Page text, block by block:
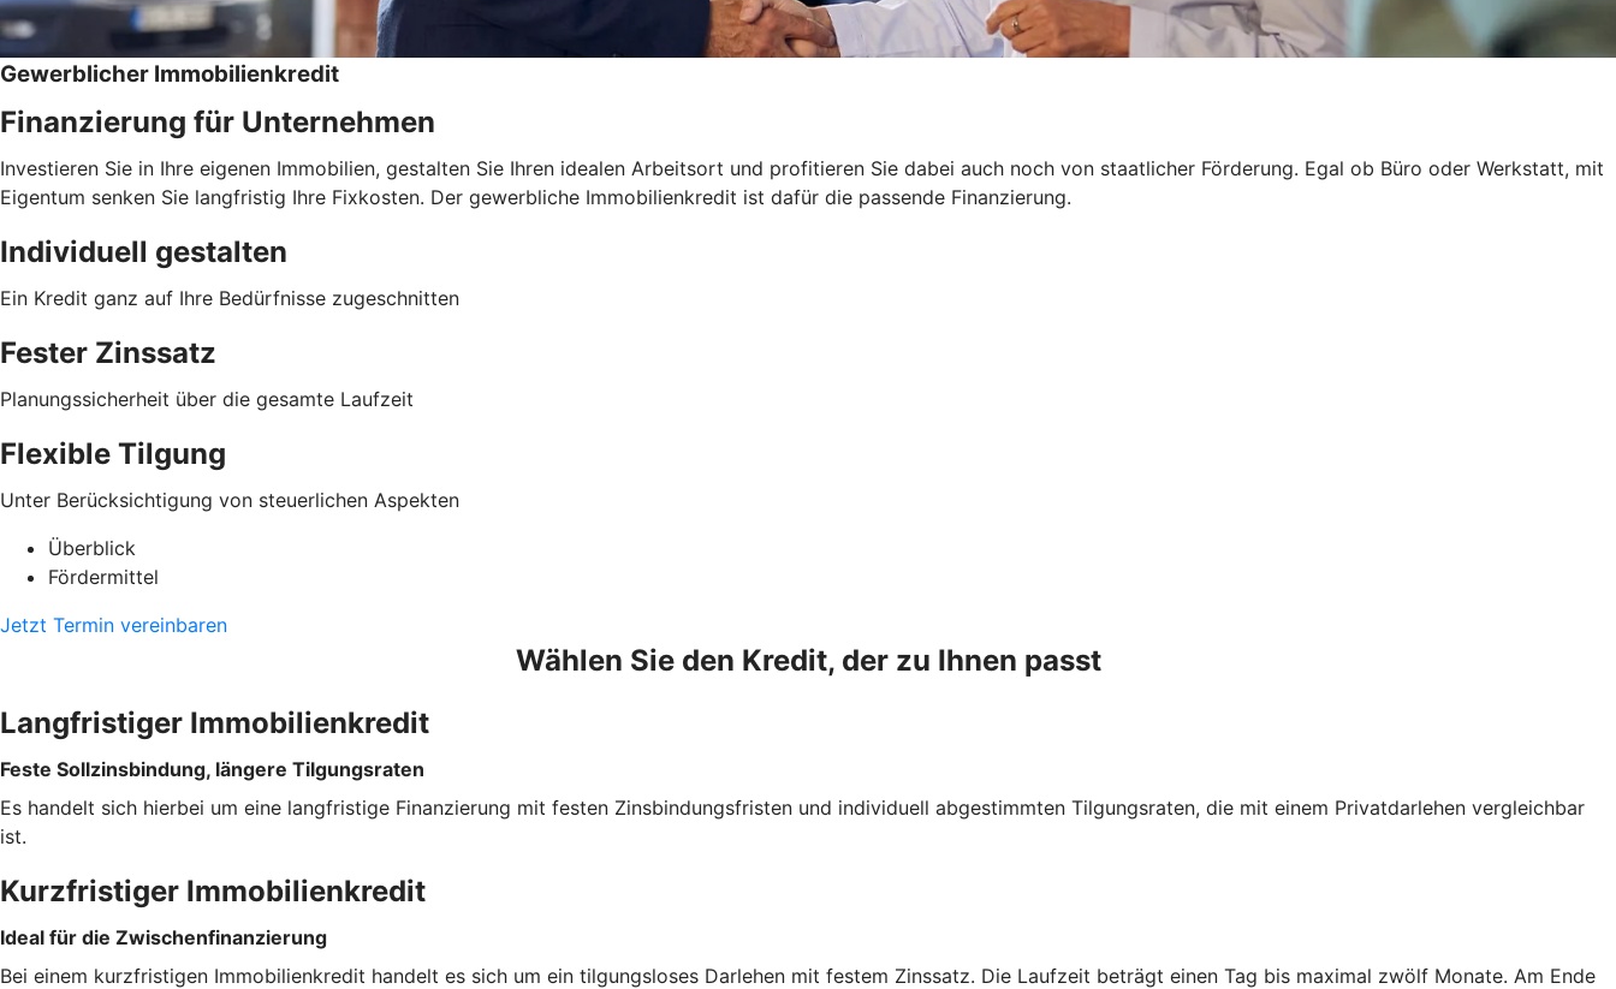
Gewerblicher Immobilienkredit
Finanzierung für Unternehmen
Investieren Sie in Ihre eigenen Immobilien, gestalten Sie Ihren idealen Arbeitsort und profitieren Sie dabei auch noch von staatlicher Förderung. Egal ob Büro oder Werkstatt, mit
Eigentum senken Sie langfristig Ihre Fixkosten. Der gewerbliche Immobilienkredit ist dafür die passende Finanzierung.
Individuell gestalten
Ein Kredit ganz auf Ihre Bedürfnisse zugeschnitten
Fester Zinssatz
Planungssicherheit über die gesamte Laufzeit
Flexible Tilgung
Unter Berücksichtigung von steuerlichen Aspekten
Überblick
Fördermittel
Jetzt Termin vereinbaren
Wählen Sie den Kredit, der zu Ihnen passt
Langfristiger Immobilienkredit
Feste Sollzinsbindung, längere Tilgungsraten
Es handelt sich hierbei um eine langfristige Finanzierung mit festen Zinsbindungsfristen und individuell abgestimmten Tilgungsraten, die mit einem Privatdarlehen vergleichbar
ist.
Kurzfristiger Immobilienkredit
Ideal für die Zwischenfinanzierung
Bei einem kurzfristigen Immobilienkredit handelt es sich um ein tilgungsloses Darlehen mit festem Zinssatz. Die Laufzeit beträgt einen Tag bis maximal zwölf Monate. Am Ende